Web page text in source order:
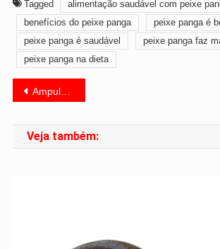
Tagged
alimentação saudável com peixe
benefícios do peixe panga
peixe panga é
peixe panga é saudável
peixe panga faz
peixe panga na dieta
Navegação
de
Post
Ampulária é venenosa para humanos? Saiba os riscos reais
Veja também: